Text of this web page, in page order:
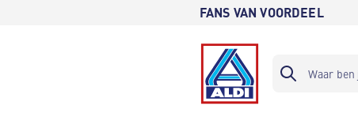
FANS VAN VOORDEEL